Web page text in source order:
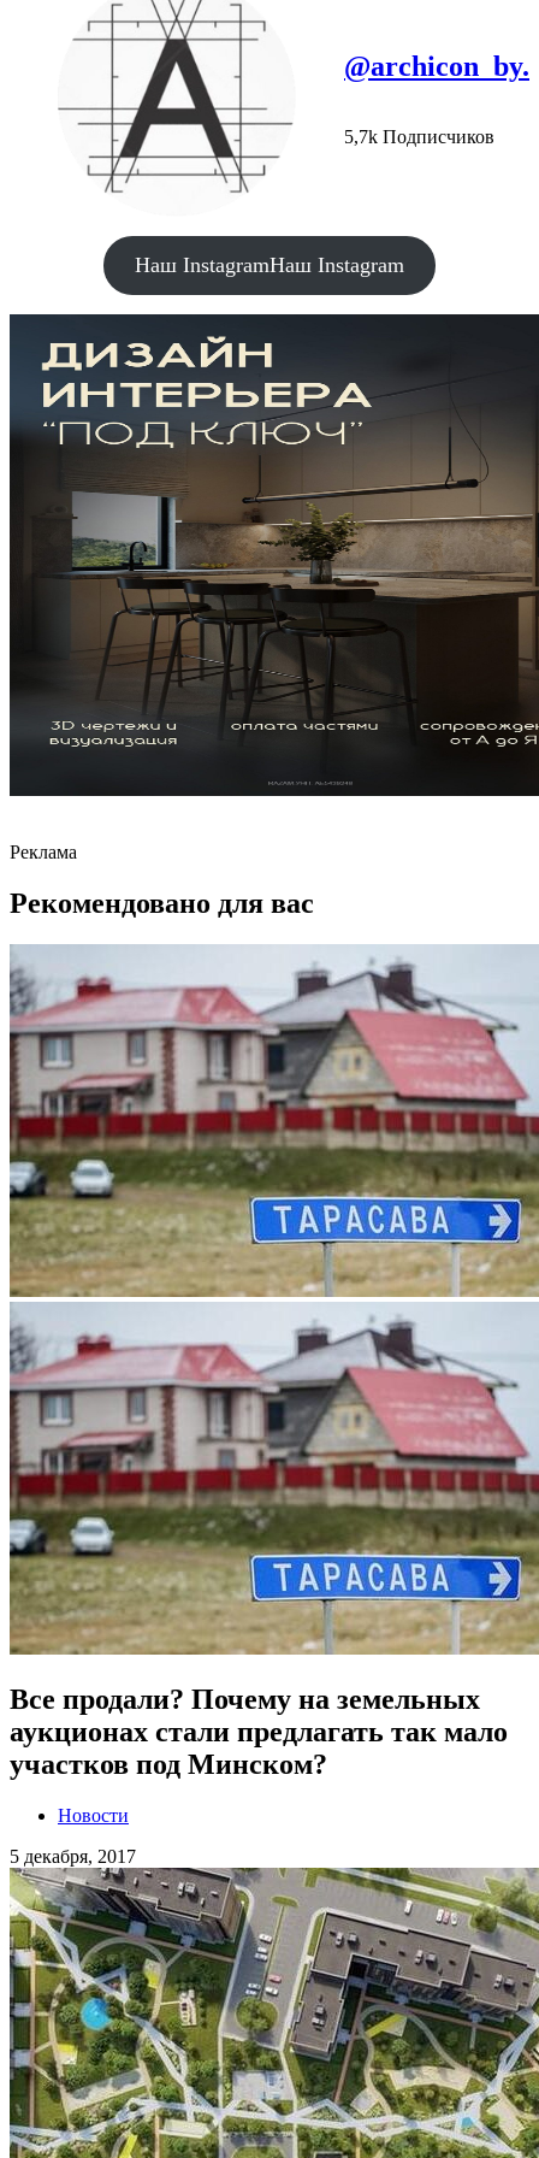
@archicon_by.
5,7k Подписчиков
Наш InstagramНаш Instagram
Реклама
Рекомендовано для вас
Все продали? Почему на земельных
аукционах стали предлагать так мало
участков под Минском?
Новости
5 декабря, 2017